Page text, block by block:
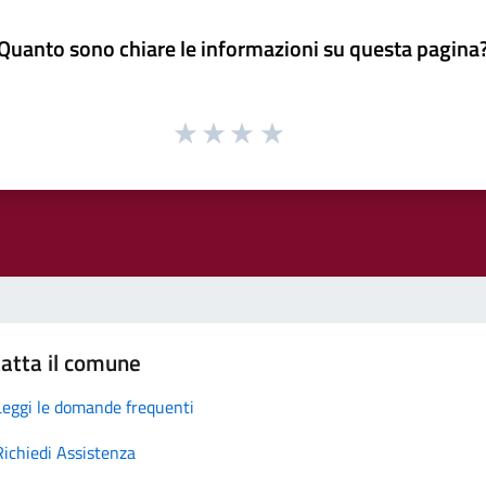
sono chiare le informazioni su questa
il comune
le domande frequenti
Assistenza